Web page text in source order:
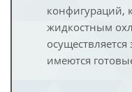
конфигураций,
жидкостным
имеются